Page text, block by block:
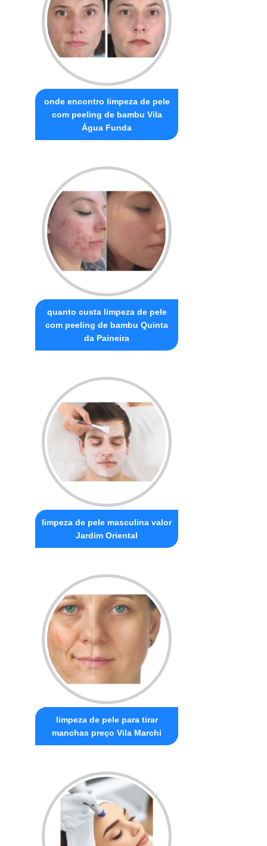
onde encontro limpeza de pele
com peeling de bambu Vila
Água Funda
quanto custa limpeza de pele
com peeling de bambu Quinta
da Paineira
limpeza de pele masculina valor
Jardim Oriental
limpeza de pele para tirar
manchas preço Vila Marchi